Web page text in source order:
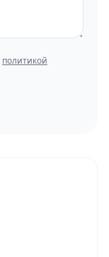
политикой